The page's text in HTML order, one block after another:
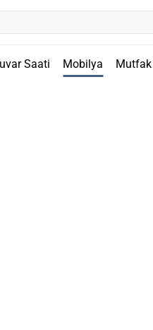
Saati Mobilya Mutfak